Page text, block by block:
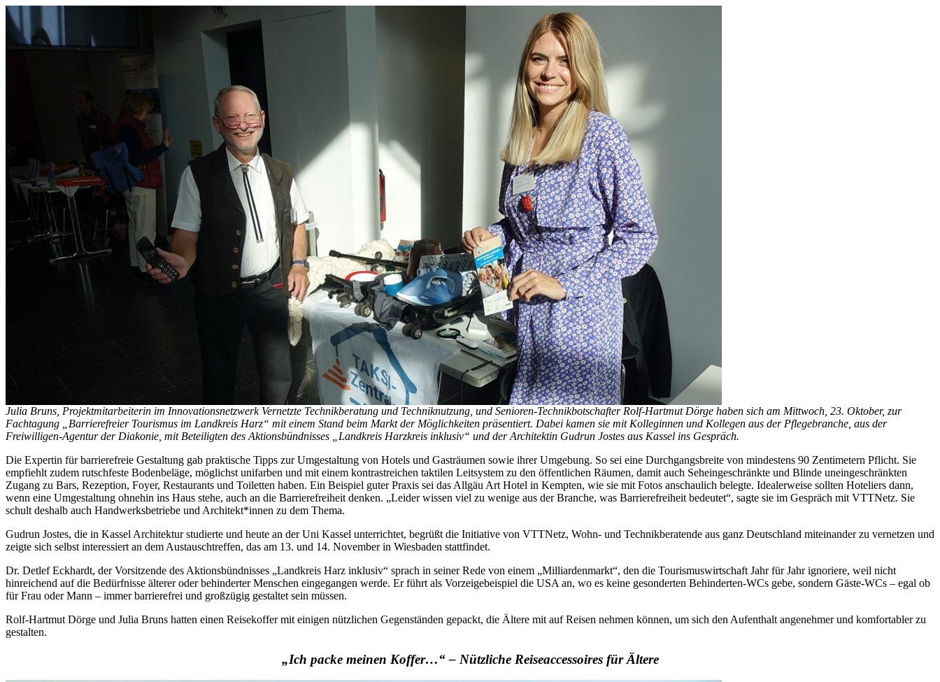
Julia Bruns, Projektmitarbeiterin im Innovationsnetzwerk Vernetzte Technikberatung und Techniknutzung, und Senioren-Technikbotschafter Rolf-Hartmut Dörge haben sich am Mittwoch, 23. Oktober, zur
Fachtagung „Barrierefreier Tourismus im Landkreis Harz“ mit einem Stand beim Markt der Möglichkeiten präsentiert. Dabei kamen sie mit Kolleginnen und Kollegen aus der Pflegebranche, aus der
Freiwilligen-Agentur der Diakonie, mit Beteiligten des Aktionsbündnisses „Landkreis Harzkreis inklusiv“ und der Architektin Gudrun Jostes aus Kassel ins Gespräch.
Die Expertin für barrierefreie Gestaltung gab praktische Tipps zur Umgestaltung von Hotels und Gasträumen sowie ihrer Umgebung. So sei eine Durchgangsbreite von mindestens 90 Zentimetern Pflicht. Sie
empfiehlt zudem rutschfeste Bodenbeläge, möglichst unifarben und mit einem kontrastreichen taktilen Leitsystem zu den öffentlichen Räumen, damit auch Seheingeschränkte und Blinde uneingeschränkten
Zugang zu Bars, Rezeption, Foyer, Restaurants und Toiletten haben. Ein Beispiel guter Praxis sei das Allgäu Art Hotel in Kempten, wie sie mit Fotos anschaulich belegte. Idealerweise sollten Hoteliers dann,
wenn eine Umgestaltung ohnehin ins Haus stehe, auch an die Barrierefreiheit denken. „Leider wissen viel zu wenige aus der Branche, was Barrierefreiheit bedeutet“, sagte sie im Gespräch mit VTTNetz. Sie
schult deshalb auch Handwerksbetriebe und Architekt*innen zu dem Thema.
Gudrun Jostes, die in Kassel Architektur studierte und heute an der Uni Kassel unterrichtet, begrüßt die Initiative von VTTNetz, Wohn- und Technikberatende aus ganz Deutschland miteinander zu vernetzen und
zeigte sich selbst interessiert an dem Austauschtreffen, das am 13. und 14. November in Wiesbaden stattfindet.
Dr. Detlef Eckhardt, der Vorsitzende des Aktionsbündnisses „Landkreis Harz inklusiv“ sprach in seiner Rede von einem „Milliardenmarkt“, den die Tourismuswirtschaft Jahr für Jahr ignoriere, weil nicht
hinreichend auf die Bedürfnisse älterer oder behinderter Menschen eingegangen werde. Er führt als Vorzeigebeispiel die USA an, wo es keine gesonderten Behinderten-WCs gebe, sondern Gäste-WCs – egal ob
für Frau oder Mann – immer barrierefrei und großzügig gestaltet sein müssen.
Rolf-Hartmut Dörge und Julia Bruns hatten einen Reisekoffer mit einigen nützlichen Gegenständen gepackt, die Ältere mit auf Reisen nehmen können, um sich den Aufenthalt angenehmer und komfortabler zu
gestalten.
„Ich packe meinen Koffer…“ – Nützliche Reiseaccessoires für Ältere